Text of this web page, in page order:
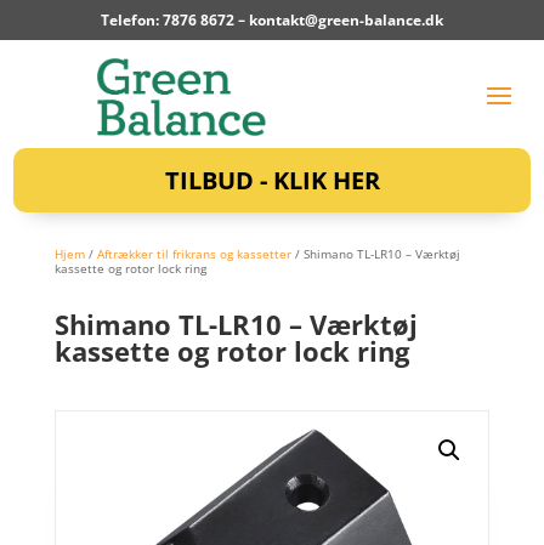
Telefon: 7876 8672 – kontakt@green-balance.dk
TILBUD - KLIK HER
Hjem/ Aftrækker til frikrans og kassetter/ Shimano TL-LR10 – Værktøj
kassette og rotor lock ring
Shimano TL-LR10 – Værktøj
kassette og rotor lock ring